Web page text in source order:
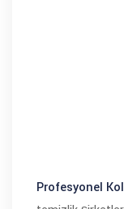
Profesyonel